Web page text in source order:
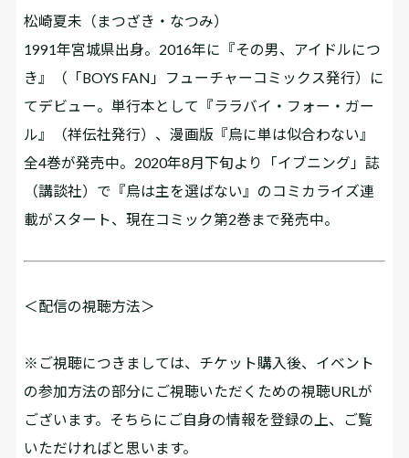
松崎夏未（まつざき・なつみ）
1991年宮城県出身。2016年に『その男、アイドルにつ
き』（「BOYS FAN」フューチャーコミックス発行）に
てデビュー。単行本として『ララバイ・フォー・ガー
ル』（祥伝社発行）、漫画版『烏に単は似合わない』
全4巻が発売中。2020年8月下旬より「イブニング」誌
（講談社）で『烏は主を選ばない』のコミカライズ連
載がスタート、現在コミック第2巻まで発売中。
＜配信の視聴方法＞
※ご視聴につきましては、チケット購入後、イベント
の参加方法の部分にご視聴いただくための視聴URLが
ございます。そちらにご自身の情報を登録の上、ご覧
いただければと思います。